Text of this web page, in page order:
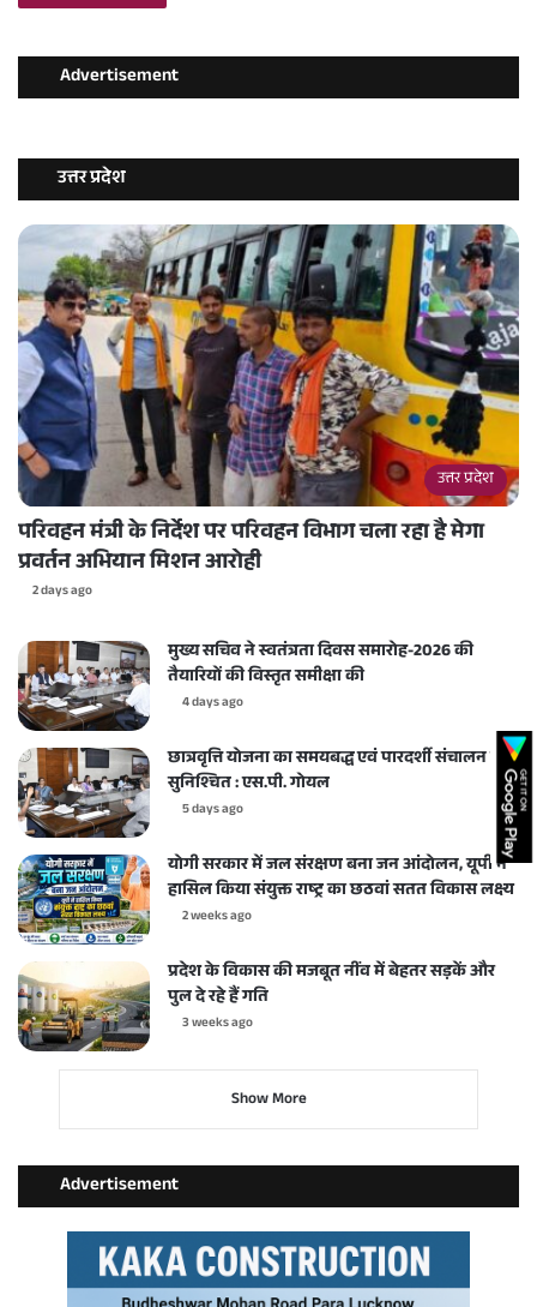
Advertisement
उत्तर प्रदेश
उत्तर प्रदेश
परिवहन मंत्री के निर्देश पर परिवहन विभाग चला रहा है मेगा
प्रवर्तन अभियान मिशन आरोही
2 days ago
मुख्य सचिव ने स्वतंत्रता दिवस समारोह-2026 की
तैयारियों की विस्तृत समीक्षा की
4 days ago
छात्रवृत्ति योजना का समयबद्ध एवं पारदर्शी संचालन करें
सुनिश्चित : एस.पी. गोयल
5 days ago
योगी सरकार में जल संरक्षण बना जन आंदोलन, यूपी ने
हासिल किया संयुक्त राष्ट्र का छठवां सतत विकास लक्ष्य
2 weeks ago
प्रदेश के विकास की मजबूत नींव में बेहतर सड़कें और
पुल दे रहे हैं गति
3 weeks ago
Show More
Advertisement